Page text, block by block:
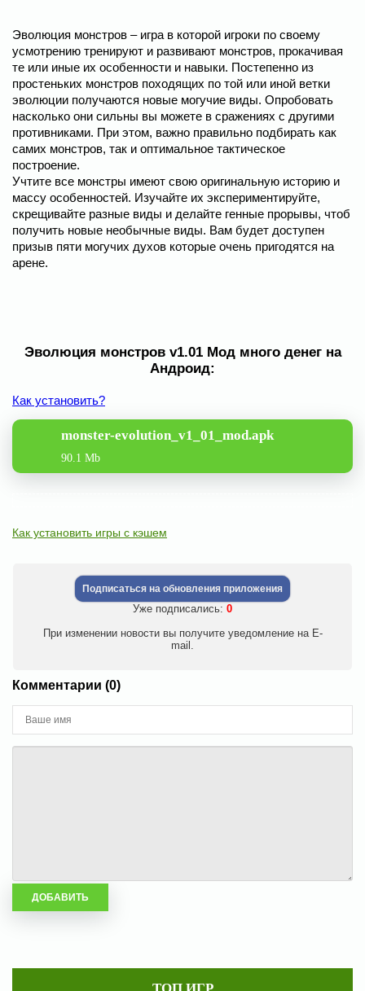
Эволюция монстров – игра в которой игроки по своему
усмотрению тренируют и развивают монстров, прокачивая
те или иные их особенности и навыки. Постепенно из
простеньких монстров походящих по той или иной ветки
эволюции получаются новые могучие виды. Опробовать
насколько они сильны вы можете в сражениях с другими
противниками. При этом, важно правильно подбирать как
самих монстров, так и оптимальное тактическое
построение.
Учтите все монстры имеют свою оригинальную историю и
массу особенностей. Изучайте их экспериментируйте,
скрещивайте разные виды и делайте генные прорывы, чтоб
получить новые необычные виды. Вам будет доступен
призыв пяти могучих духов которые очень пригодятся на
арене.
Эволюция монстров v1.01 Мод много денег на
Андроид:
Как установить?
monster-evolution_v1_01_mod.apk
90.1 Mb
Как установить игры с кэшем
Подписаться на обновления приложения
Уже подписались: 0
При изменении новости вы получите уведомление на E-
mail.
Комментарии (0)